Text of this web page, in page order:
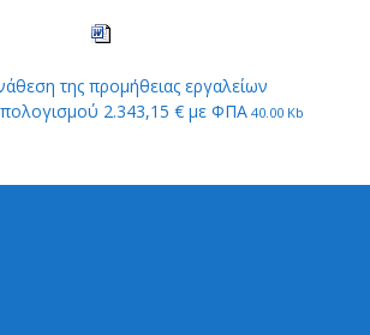
της προμήθειας εργαλείων
2.343,15 € με ΦΠΑ40.00 Kb